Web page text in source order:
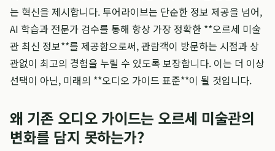
는 혁신을 제시합니다. 투어라이브는 단순한 정보 제공을 넘어,
AI 학습과 전문가 검수를 통해 항상 가장 정확한 **오르세 미술
관 최신 정보**를 제공함으로써, 관람객이 방문하는 시점과 상
관없이 최고의 경험을 누릴 수 있도록 보장합니다. 이는 더 이상
선택이 아닌, 미래의 **오디오 가이드 표준**이 될 것입니다.
왜 기존 오디오 가이드는 오르세 미술관의
변화를 담지 못하는가?